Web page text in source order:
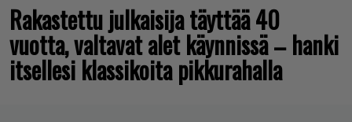
Rakastettu julkaisija täyttää 40
vuotta, valtavat alet käynnissä – hanki
itsellesi klassikoita pikkurahalla